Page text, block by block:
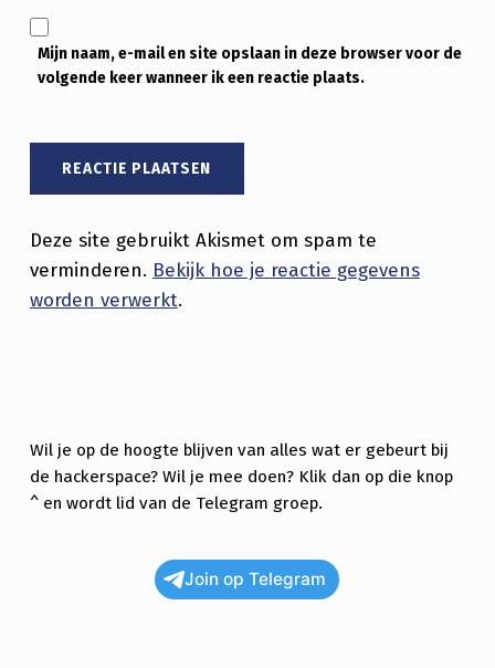
O
D
C
N
T
K
E
L
Mijn naam, e-mail en site opslaan in deze browser voor de
volgende keer wanneer ik een reactie plaats.
Deze site gebruikt Akismet om spam te
verminderen. Bekijk hoe je reactie gegevens
worden verwerkt.
Wil je op de hoogte blijven van alles wat er gebeurt bij
de hackerspace? Wil je mee doen? Klik dan op die knop
^ en wordt lid van de Telegram groep.
Join op Telegram